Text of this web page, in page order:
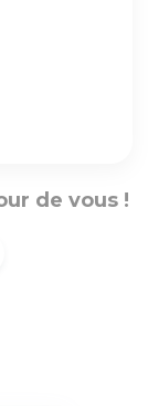
de vous !